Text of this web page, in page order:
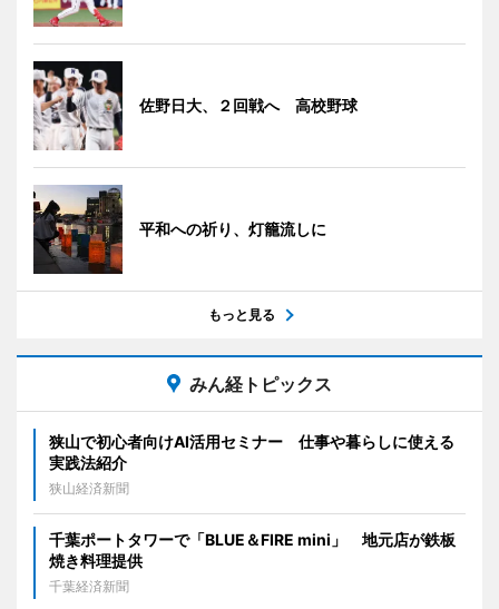
佐野日大、２回戦へ 高校野球
平和への祈り、灯籠流しに
もっと見る
みん経トピックス
狭山で初心者向けAI活用セミナー 仕事や暮らしに使える
実践法紹介
狭山経済新聞
千葉ポートタワーで「BLUE＆FIRE mini」 地元店が鉄板
焼き料理提供
千葉経済新聞